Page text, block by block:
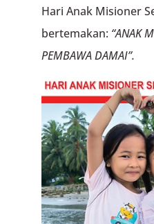
Hari Anak Misioner
bertemakan: “ANAK
PEMBAWA DAMAI”.